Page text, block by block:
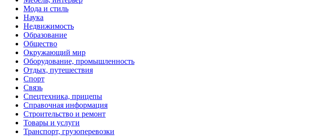
Мода и стиль
Наука
Недвижимость
Образование
Общество
Окружающий мир
Оборудование, промышленность
Отдых, путешествия
Спорт
Связь
Спецтехника, прицепы
Справочная информация
Строительство и ремонт
Товары и услуги
Транспорт, грузоперевозки